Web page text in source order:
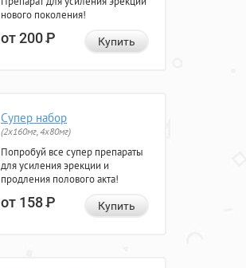
нового поколения!
от 200Р Купить
Супер набор
(2х160мг, 4х80мг)
Попробуй все супер препараты
для усиления эрекции и
продления полового акта!
от 158Р Купить